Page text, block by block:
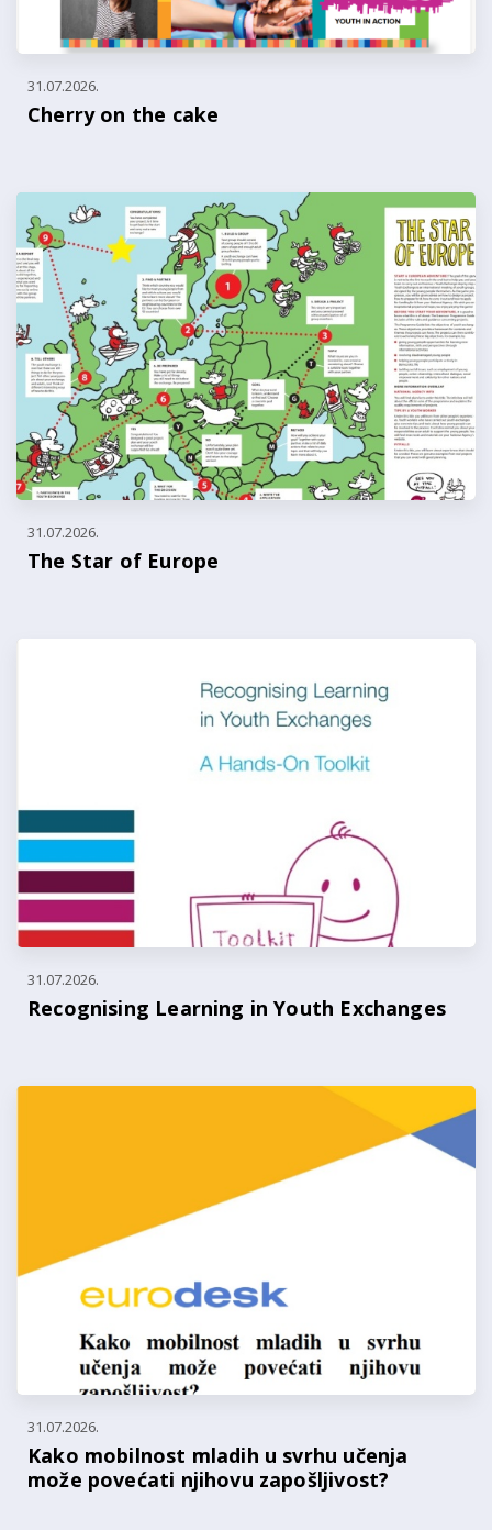
31.07.2026.
Cherry on the cake
31.07.2026.
The Star of Europe
31.07.2026.
Recognising Learning in Youth Exchanges
31.07.2026.
Kako mobilnost mladih u svrhu učenja
može povećati njihovu zapošljivost?